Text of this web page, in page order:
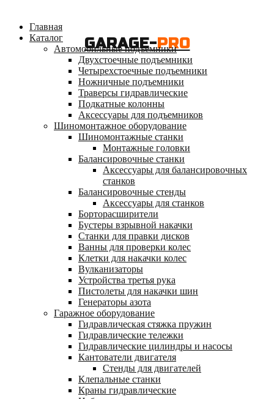
GARAGE-PRO
Главная
Каталог
Автомобильные подъемники
Двухстоечные подъемники
Четырехстоечные подъемники
Ножничные подъемники
Траверсы гидравлические
Подкатные колонны
Аксессуары для подъемников
Шиномонтажное оборудование
Шиномонтажные станки
Монтажные головки
Балансировочные станки
Аксессуары для балансировочных
станков
Балансировочные стенды
Аксессуары для станков
Борторасширители
Бустеры взрывной накачки
Станки для правки дисков
Ванны для проверки колес
Клетки для накачки колес
Вулканизаторы
Устройства третья рука
Пистолеты для накачки шин
Генераторы азота
Гаражное оборудование
Гидравлическая стяжка пружин
Гидравлические тележки
Гидравлические цилиндры и насосы
Кантователи двигателя
Стенды для двигателей
Клепальные станки
Краны гидравлические